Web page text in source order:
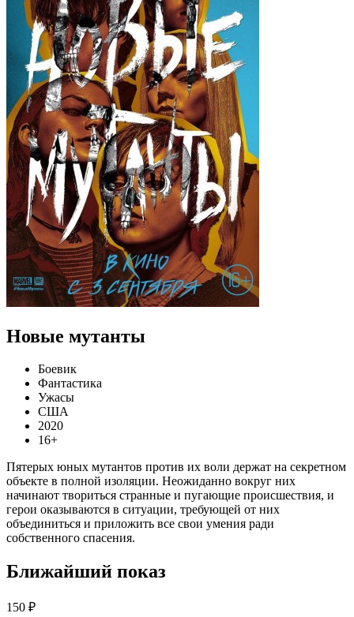
Новые мутанты
Боевик
Фантастика
Ужасы
США
2020
16+
Пятерых юных мутантов против их воли держат на секретном
объекте в полной изоляции. Неожиданно вокруг них
начинают твориться странные и пугающие происшествия, и
герои оказываются в ситуации, требующей от них
объединиться и приложить все свои умения ради
собственного спасения.
Ближайший показ
150 ₽